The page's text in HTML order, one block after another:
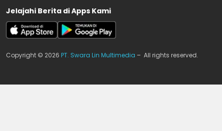
Jelajahi Berita di Apps Kami
Copyright © 2026 PT. Swara Lin Multimedia – All rights reserved.